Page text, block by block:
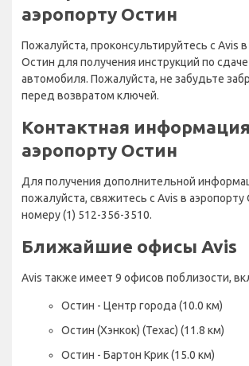
аэропорту Остин
Пожалуйста, проконсультируйтесь с Avis
Остин для получения инструкций по
автомобиля. Пожалуйста, не забудьте
перед возвратом ключей.
Контактная
аэропорту Остин
Для получения дополнительной
пожалуйста, свяжитесь с Avis в аэропорту
номеру (1) 512-356-3510.
Ближайшие офисы Avis
Avis также имеет 9 офисов поблизости,
Остин - Центр города (10.0 км)
Остин (Хэнкок) (Техас) (11.8 км)
Остин - Бартон Крик (15.0 км)